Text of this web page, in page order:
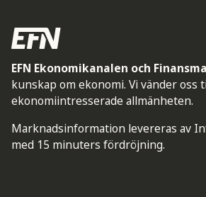
EFN Ekonomikanalen och
kunskap om ekonomi. Vi vänder oss
ekonomiintresserade allmänheten.
Marknadsinformation levereras av
med 15 minuters fördröjning.